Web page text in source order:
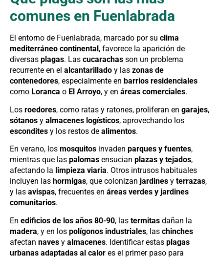
comunes en Fuenlabrada
El entorno de Fuenlabrada, marcado por su clima
mediterráneo continental , favorece la aparición de
diversas plagas. Las cucarachas son un problema
recurrente en el alcantarillado y las zonas de
contenedores, especialmente en barrios residenciales
como Loranca o El Arroyo, y en áreas comerciales.
Los roedores, como ratas y ratones, proliferan en garajes,
sótanos y almacenes logísticos, aprovechando los
escondites y los restos de alimentos.
En verano, los mosquitos invaden parques y fuentes,
mientras que las palomas ensucian plazas y tejados,
afectando la limpieza viaria. Otros intrusos habituales
incluyen las hormigas, que colonizan jardines y terrazas,
y las avispas, frecuentes en áreas verdes y jardines
comunitarios.
En edificios de los años 80-90, las termitas dañan la
madera, y en los polígonos industriales, las chinches
afectan naves y almacenes. Identificar estas plagas
urbanas adaptadas al calor es el primer paso para